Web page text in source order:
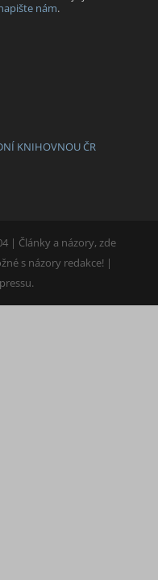
nám.
| Články a názory, zde
s názory redakce! |